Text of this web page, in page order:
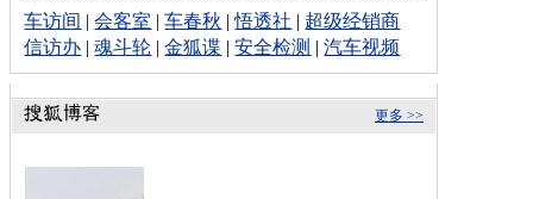
车访间 |会客室 |车春秋 |悟透社 | 超级经销商
信访办 |魂斗轮 |金狐谍 |安全检测 |汽车视频
更多 >>